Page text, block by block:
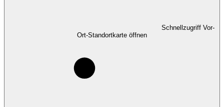
Schnellzugriff Vor-
Ort-Standortkarte öffnen